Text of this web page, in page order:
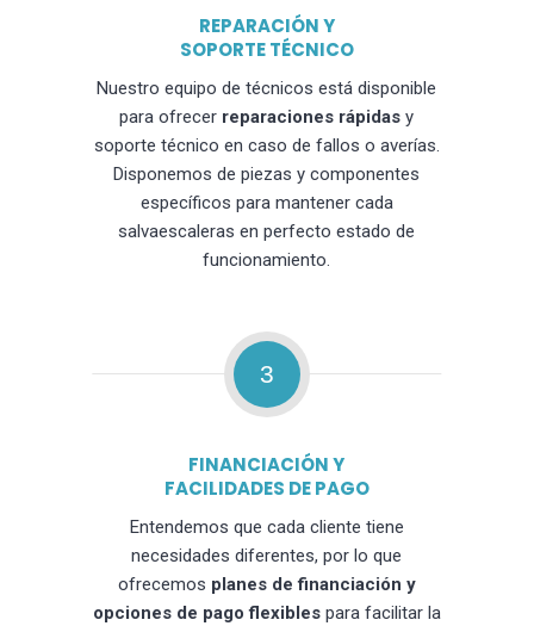
REPARACIÓN Y
SOPORTE TÉCNICO
Nuestro equipo de técnicos está disponible
para ofrecer reparaciones rápidas y
soporte técnico en caso de fallos o averías.
Disponemos de piezas y componentes
específicos para mantener cada
salvaescaleras en perfecto estado de
funcionamiento.
3
FINANCIACIÓN Y
FACILIDADES DE PAGO
Entendemos que cada cliente tiene
necesidades diferentes, por lo que
ofrecemos planes de financiación y
opciones de pago flexiblespara facilitar la